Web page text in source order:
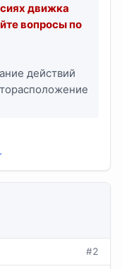
движка
вопросы по
действий
#2